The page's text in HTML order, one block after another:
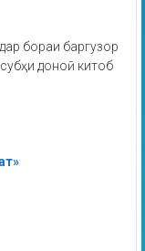
бораи баргузор
доноӣ китоб